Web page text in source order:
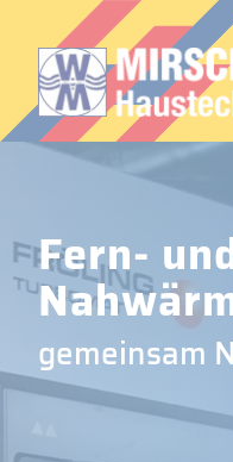
Fern-
gemeinsam